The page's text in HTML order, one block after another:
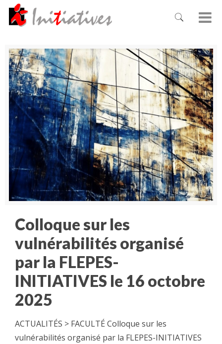
Colloque sur les
vulnérabilités organisé
par la FLEPES-
INITIATIVES le 16 octobre
2025
ACTUALITÉS > FACULTÉ Colloque sur les
vulnérabilités organisé par la FLEPES-INITIATIVES